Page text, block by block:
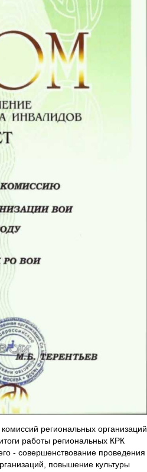
региональных организаций
работы региональных КРК
- совершенствование проведения
повышение культуры